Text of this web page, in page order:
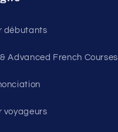
débutants
Advanced French Courses
voyageurs